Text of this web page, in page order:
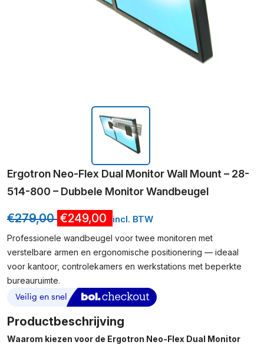
Ergotron Neo-Flex Dual Monitor Wall Mount – 28-
514-800 – Dubbele Monitor Wandbeugel
€279,00 €249,00 incl. BTW
Professionele wandbeugel voor twee monitoren met
verstelbare armen en ergonomische positionering — ideaal
voor kantoor, controlekamers en werkstations met beperkte
bureauruimte.
Productbeschrijving
Waarom kiezen voor de Ergotron Neo-Flex Dual Monitor